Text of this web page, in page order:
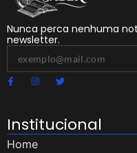
Nunca perca nenhuma
newsletter.
Institucional
Home